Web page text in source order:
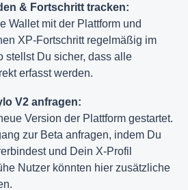
& Fortschritt tracken:
Wallet mit der Plattform und
XP-Fortschritt regelmäßig im
stellst Du sicher, dass alle
erfasst werden.
V2 anfragen:
Version der Plattform gestartet.
zur Beta anfragen, indem Du
und Dein X-Profil
Nutzer könnten hier zusätzliche